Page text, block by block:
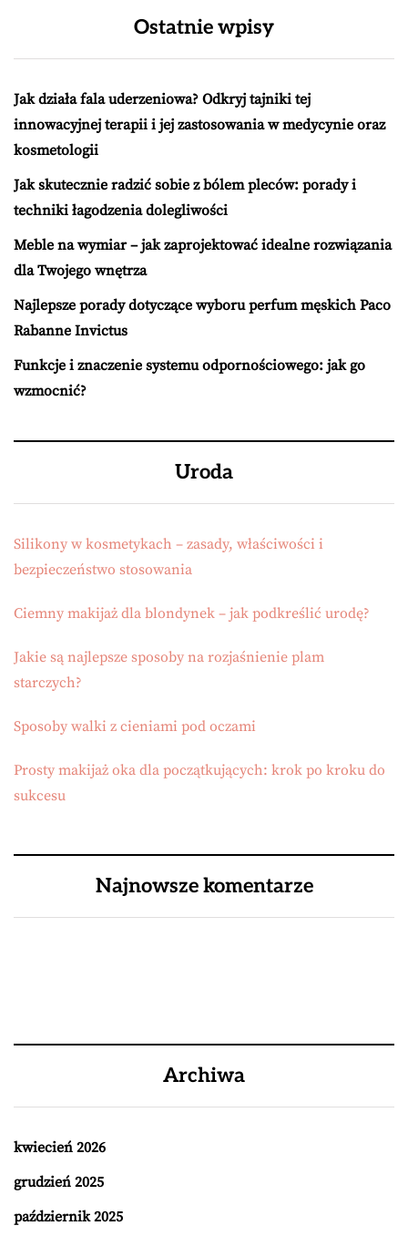
Ostatnie wpisy
Jak działa fala uderzeniowa? Odkryj tajniki tej
innowacyjnej terapii i jej zastosowania w medycynie oraz
kosmetologii
Jak skutecznie radzić sobie z bólem pleców: porady i
techniki łagodzenia dolegliwości
Meble na wymiar – jak zaprojektować idealne rozwiązania
dla Twojego wnętrza
Najlepsze porady dotyczące wyboru perfum męskich Paco
Rabanne Invictus
Funkcje i znaczenie systemu odpornościowego: jak go
wzmocnić?
Uroda
Silikony w kosmetykach – zasady, właściwości i
bezpieczeństwo stosowania
Ciemny makijaż dla blondynek – jak podkreślić urodę?
Jakie są najlepsze sposoby na rozjaśnienie plam
starczych?
Sposoby walki z cieniami pod oczami
Prosty makijaż oka dla początkujących: krok po kroku do
sukcesu
Najnowsze komentarze
Archiwa
kwiecień 2026
grudzień 2025
październik 2025